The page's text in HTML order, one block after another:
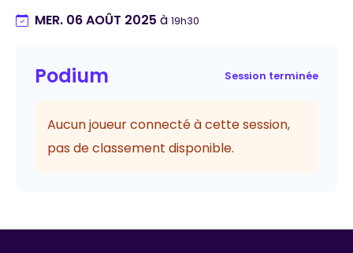
MER. 06 AOÛT 2025 à 19h30
Podium Session terminée
Aucun joueur connecté à cette session,
pas de classement disponible.